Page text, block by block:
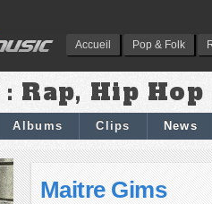
Accueil Pop & Folk
Rap, Hip Hop
Albums Clips News
Maitre Gims